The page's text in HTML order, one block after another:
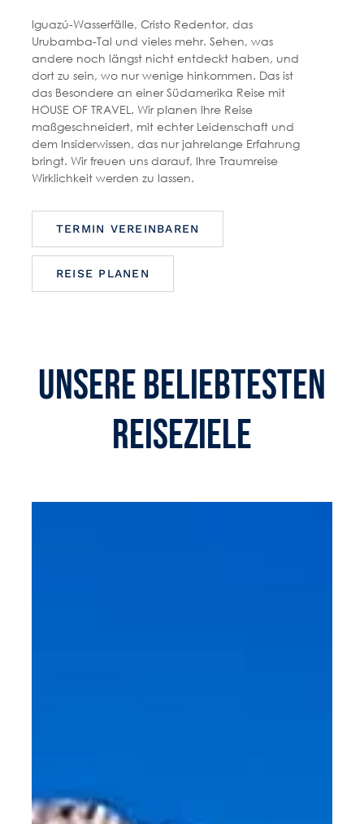
Iguazú-Wasserfälle, Cristo Redentor, das
Urubamba-Tal und vieles mehr. Sehen, was
andere noch längst nicht entdeckt haben, und
dort zu sein, wo nur wenige hinkommen. Das ist
das Besondere an einer Südamerika Reise mit
HOUSE OF TRAVEL. Wir planen Ihre Reise
maßgeschneidert, mit echter Leidenschaft und
dem Insiderwissen, das nur jahrelange Erfahrung
bringt. Wir freuen uns darauf, Ihre Traumreise
Wirklichkeit werden zu lassen.
TERMIN VEREINBAREN
REISE PLANEN
Unsere beliebtesten
Reiseziele